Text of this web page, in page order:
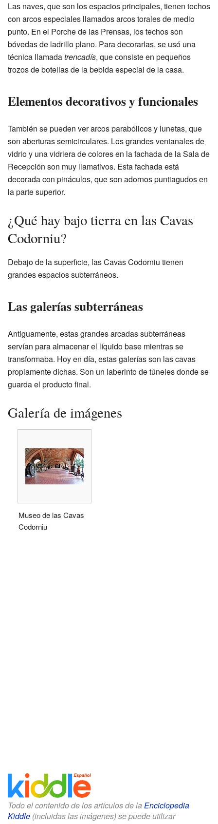
Las naves, que son los espacios principales, tienen techos
con arcos especiales llamados arcos torales de medio
punto. En el Porche de las Prensas, los techos son
bóvedas de ladrillo plano. Para decorarlas, se usó una
técnica llamadatrencadís, que consiste en pequeños
trozos de botellas de la bebida especial de la casa.
Elementos decorativos y funcionales
También se pueden ver arcos parabólicos y lunetas, que
son aberturas semicirculares. Los grandes ventanales de
vidrio y una vidriera de colores en la fachada de la Sala de
Recepción son muy llamativos. Esta fachada está
decorada con pináculos, que son adornos puntiagudos en
la parte superior.
¿Qué hay bajo tierra en las Cavas
Codorniu?
Debajo de la superficie, las Cavas Codorniu tienen
grandes espacios subterráneos.
Las galerías subterráneas
Antiguamente, estas grandes arcadas subterráneas
servían para almacenar el líquido base mientras se
transformaba. Hoy en día, estas galerías son las cavas
propiamente dichas. Son un laberinto de túneles donde se
guarda el producto final.
Galería de imágenes
Museo de las Cavas
Codorniu
Todo el contenido de los artículos de la Enciclopedia
Kiddle (incluidas las imágenes) se puede utilizar